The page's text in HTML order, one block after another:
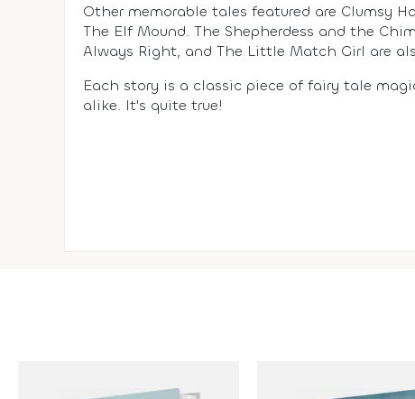
Other memorable tales featured are Clumsy
The Elf Mound. The Shepherdess and the
Always Right, and The Little Match Girl are
Each story is a classic piece of fairy tale
alike. It's quite true!